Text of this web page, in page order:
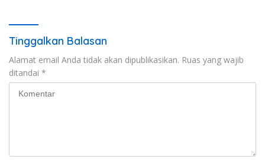
AKBP Adik Listiyono. S, I. K., M.
H
Tinggalkan Balasan
Alamat email Anda tidak akan dipublikasikan. Ruas yang wajib
ditandai *